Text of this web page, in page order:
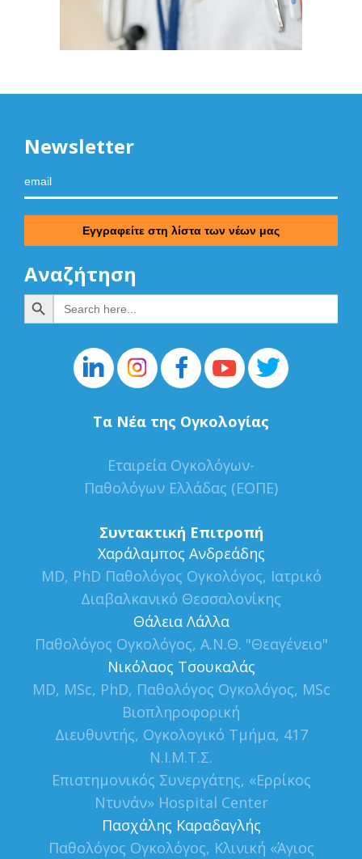
Newsletter
Αναζήτηση
Search
for:
Search Button
Τα Νέα της Ογκολογίας
Εταιρεία Ογκολόγων-
Παθολόγων Ελλάδας (ΕΟΠΕ)
Συντακτική Επιτροπή
Xαράλαμπος Ανδρεάδης
MD, PhD Παθολόγος Ογκολόγος, Ιατρικό
Διαβαλκανικό Θεσσαλονίκης
Θάλεια Λάλλα
Παθολόγος Ογκολόγος, Α.Ν.Θ. "Θεαγένειο"
Νικόλαος Τσουκαλάς
MD, MSc, PhD, Παθολόγος Ογκολόγος, MSc
Βιοπληροφορική
Διευθυντής, Ογκολογικό Τμήμα, 417
Ν.Ι.Μ.Τ.Σ.
Επιστημονικός Συνεργάτης, «Ερρίκος
Ντυνάν» Hospital Center
Πασχάλης Καραδαγλής
Παθολόγος Ογκολόγος, Κλινική «Άγιος